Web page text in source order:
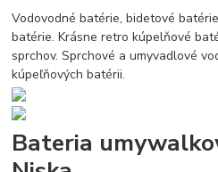
Vodovodné batérie, bidetové
batérie. Krásne retro kúpelňové
sprchov. Sprchové a umyvadlové
kúpeľňových batérii.
Bateria